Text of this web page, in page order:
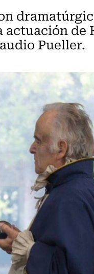
actuación de
Pueller.